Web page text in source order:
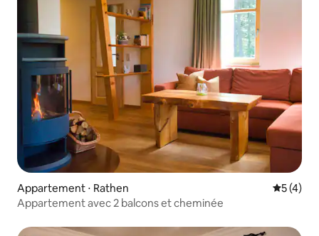
Appartement ⋅ Rathen
5 (4)
Appartement avec 2 balcons et cheminée